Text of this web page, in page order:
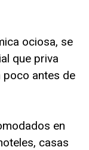
ociosa, se
que priva
poco antes de
en
casas